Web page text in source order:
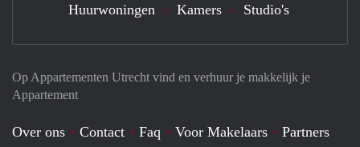
Op Appartementen Utrecht vind en verhuur je makkelijk je
Appartement
Over ons Contact Faq Voor Makelaars Partners
Huurwoningen Kamers Studio's